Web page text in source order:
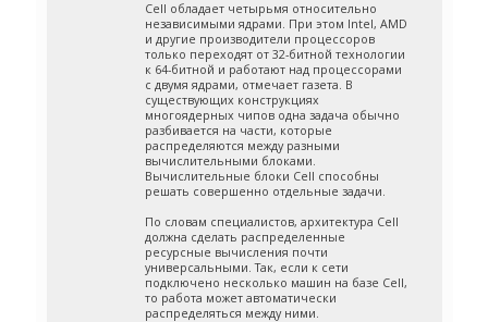
Cell обладает четырьмя относительно
независимыми ядрами. При этом Intel, AMD
и другие производители процессоров
только переходят от 32-битной технологии
к 64-битной и работают над процессорами
с двумя ядрами, отмечает газета. В
существующих конструкциях
многоядерных чипов одна задача обычно
разбивается на части, которые
распределяются между разными
вычислительными блоками.
Вычислительные блоки Cell способны
решать совершенно отдельные задачи.
По словам специалистов, архитектура Cell
должна сделать распределенные
ресурсные вычисления почти
универсальными. Так, если к сети
подключено несколько машин на базе Cell,
то работа может автоматически
распределяться между ними.